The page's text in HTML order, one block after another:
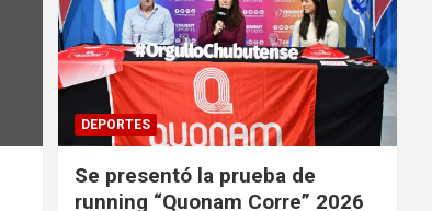
DEPORTES
Se presentó la prueba de
running “Quonam Corre” 2026